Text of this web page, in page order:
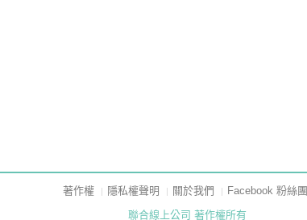
著作權 隱私權聲明 關於我們
Facebook 粉絲團
聯合線上公司 著作權所有